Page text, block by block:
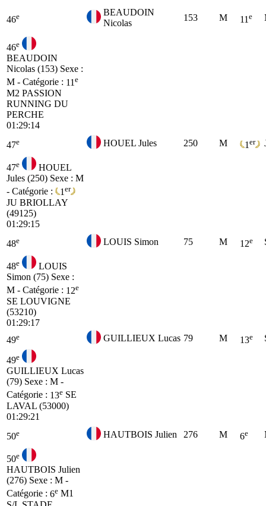
46e
BEAUDOIN
Nicolas
153 M 11 e
46e
BEAUDOIN
Nicolas (153) Sexe :
M - Catégorie : 11 e
M2 PASSION
RUNNING DU
PERCHE
01:29:14
47e HOUEL Jules 250 M 1 er
47e
HOUEL
Jules (250) Sexe : M
- Catégorie :
1 er
JU BRIOLLAY
(49125)
01:29:15
48e LOUIS Simon 75 M 12e
48e
LOUIS
Simon (75) Sexe :
M - Catégorie : 12e
SE LOUVIGNE
(53210)
01:29:17
49e GUILLIEUX Lucas 79 M 13e
49e
GUILLIEUX Lucas
(79) Sexe : M -
Catégorie : 13e SE
LAVAL (53000)
01:29:21
50e HAUTBOIS Julien 276 M 6e
50e
HAUTBOIS Julien
(276) Sexe : M -
Catégorie : 6e M1